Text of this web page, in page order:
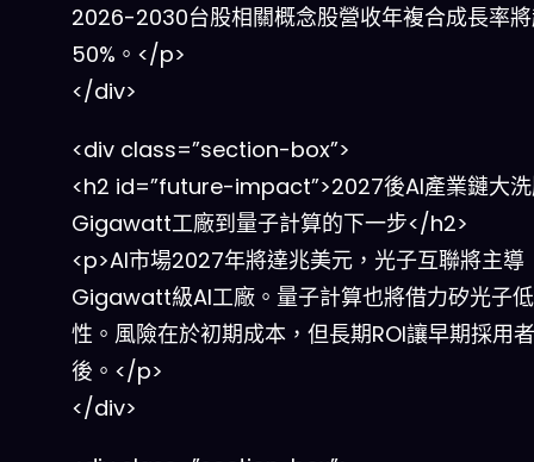
2026-2030台股相關概念股營收年複合成長率
50%。</p>
</div>
<div class=”section-box”>
<h2 id=”future-impact”>2027後AI產業鏈大
Gigawatt工廠到量子計算的下一步</h2>
<p>AI市場2027年將達兆美元，光子互聯將主導
Gigawatt級AI工廠。量子計算也將借力矽光子
性。風險在於初期成本，但長期ROI讓早期採用
後。</p>
</div>